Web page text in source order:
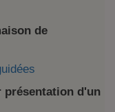
de
d'un